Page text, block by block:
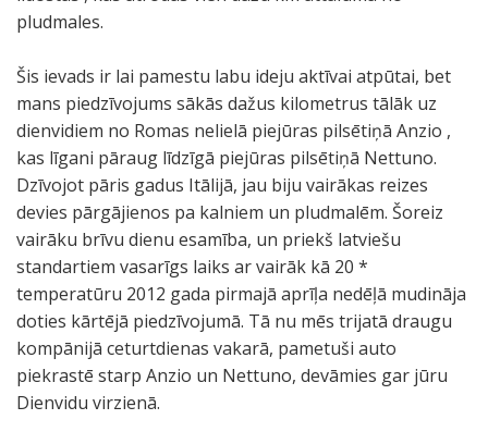
pludmales.
Šis ievads ir lai pamestu labu ideju aktīvai atpūtai, bet
mans piedzīvojums sākās dažus kilometrus tālāk uz
dienvidiem no Romas nelielā piejūras pilsētiņā Anzio ,
kas līgani pāraug līdzīgā piejūras pilsētiņā Nettuno.
Dzīvojot pāris gadus Itālijā, jau biju vairākas reizes
devies pārgājienos pa kalniem un pludmalēm. Šoreiz
vairāku brīvu dienu esamība, un priekš latviešu
standartiem vasarīgs laiks ar vairāk kā 20 *
temperatūru 2012 gada pirmajā aprīļa nedēļā mudināja
doties kārtējā piedzīvojumā. Tā nu mēs trijatā draugu
kompānijā ceturtdienas vakarā, pametuši auto
piekrastē starp Anzio un Nettuno, devāmies gar jūru
Dienvidu virzienā.